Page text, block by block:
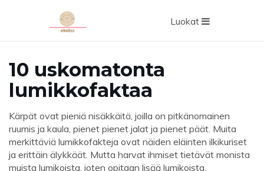
Luokat
10 uskomatonta
lumikkofaktaa
Kärpät ovat pieniä nisäkkäitä, joilla on pitkänomainen
ruumis ja kaula, pienet pienet jalat ja pienet päät. Muita
merkittäviä lumikkofakteja ovat näiden eläinten ilkikuriset
ja erittäin älykkäät. Mutta harvat ihmiset tietävät monista
muista lumikoista, joten opitaan lisää lumikoista.